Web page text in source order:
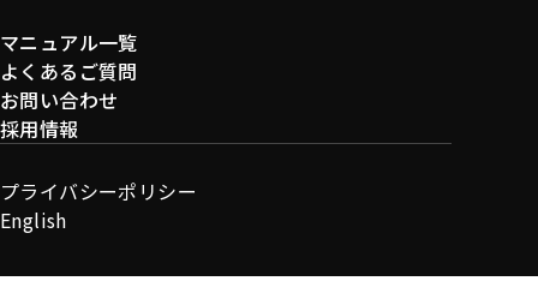
マニュアル一覧
よくあるご質問
お問い合わせ
採用情報
プライバシーポリシー
English